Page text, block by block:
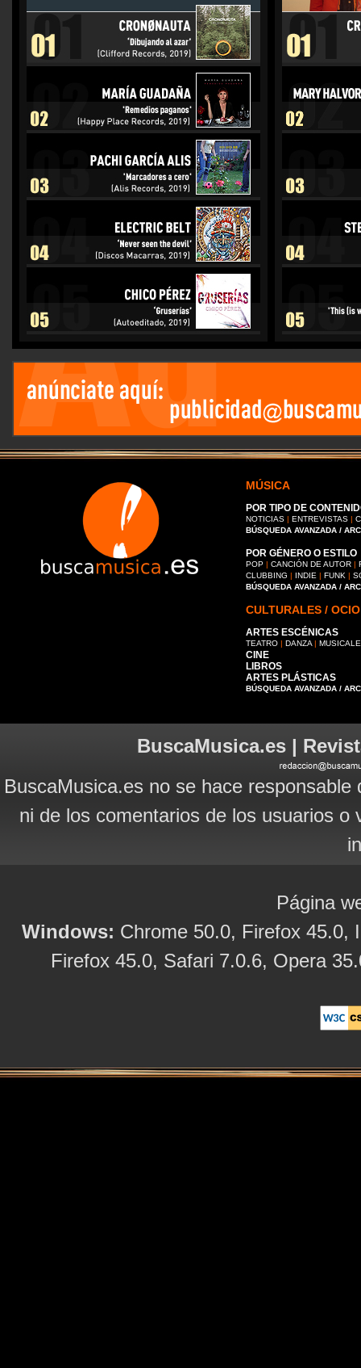
MÚSICA
POR TIPO DE
NOTICIAS | ENTREVISTAS |
BÚSQUEDA AVANZADA /
POR GÉNERO O ESTILO
POP | CANCIÓN DE AUTOR |
CLUBBING | INDIE | FUNK |
BÚSQUEDA AVANZADA /
CULTURALES / OCIO
ARTES ESCÉNICAS
TEATRO | DANZA |
CINE
LIBROS
ARTES PLÁSTICAS
BÚSQUEDA AVANZADA /
BuscaMusica.es |
BuscaMusica.es no se hace
ni de los comentarios de los usuarios
Página
Windows: Chrome 50.0, Firefox 45.0,
Firefox 45.0, Safari 7.0.6, Opera